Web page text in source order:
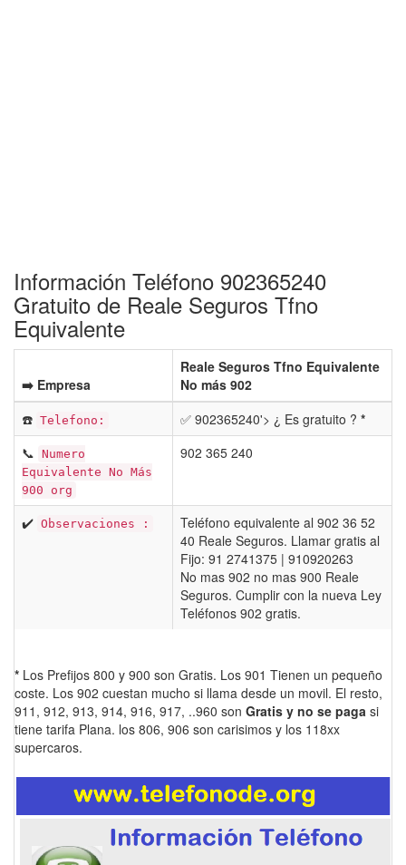
Información Teléfono 902365240
Gratuito de Reale Seguros Tfno
Equivalente
➡️ Empresa
Reale Seguros Tfno Equivalente
No más 902
☎️ Telefono: ✅ 902365240'> ¿ Es gratuito ? *
📞 Numero
Equivalente No Más
900 org
902 365 240
✔️ Observaciones :
Teléfono equivalente al 902 36 52
40 Reale Seguros. Llamar gratis al
Fijo: 91 2741375 | 910920263
No mas 902 no mas 900 Reale
Seguros. Cumplir con la nueva Ley
Teléfonos 902 gratis.
* Los Prefijos 800 y 900 son Gratis. Los 901 Tienen un pequeño
coste. Los 902 cuestan mucho si llama desde un movil. El resto,
911, 912, 913, 914, 916, 917, ..960 son Gratis y no se paga si
tiene tarifa Plana. los 806, 906 son carisimos y los 118xx
supercaros.